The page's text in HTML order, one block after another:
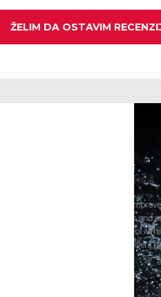
ŽELIM DA OSTAVIM